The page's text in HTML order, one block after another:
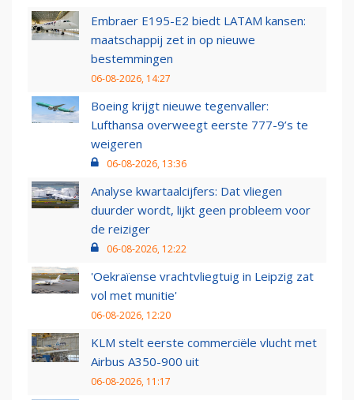
Embraer E195-E2 biedt LATAM kansen:
maatschappij zet in op nieuwe
bestemmingen
06-08-2026, 14:27
Boeing krijgt nieuwe tegenvaller:
Lufthansa overweegt eerste 777-9’s te
weigeren
06-08-2026, 13:36
Analyse kwartaalcijfers: Dat vliegen
duurder wordt, lijkt geen probleem voor
de reiziger
06-08-2026, 12:22
'Oekraïense vrachtvliegtuig in Leipzig zat
vol met munitie'
06-08-2026, 12:20
KLM stelt eerste commerciële vlucht met
Airbus A350-900 uit
06-08-2026, 11:17